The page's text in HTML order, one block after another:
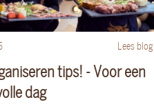
Lees blog
tips! - Voor een
dag